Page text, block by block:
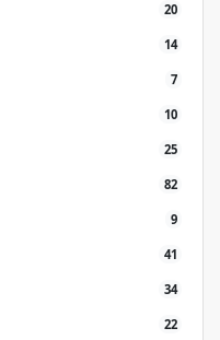
20
14
7
10
25
82
9
41
34
22